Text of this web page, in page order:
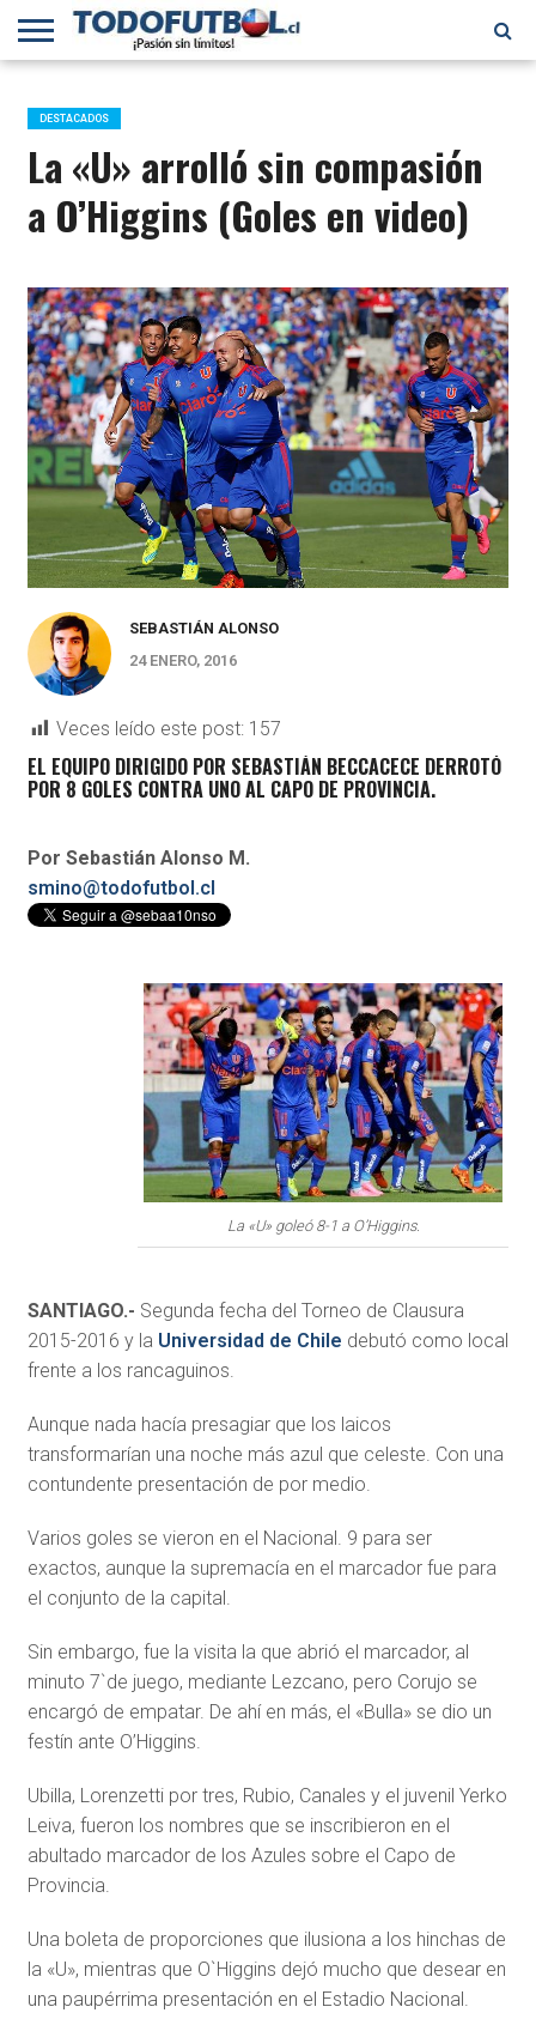
PRIMERA
B
SELECCIÓN
CHILENA
CHILENOS
EN EL
MUNDO
FÚTBOL
INTERNACIONAL
DESTACADOS
La «U» arrolló sin compasión
a O’Higgins (Goles en video)
SEBASTIÁN ALONSO
24 ENERO, 2016
Veces leído este post: 157
EL EQUIPO DIRIGIDO POR SEBASTIÁN BECCACECE DERROTÓ
POR 8 GOLES CONTRA UNO AL CAPO DE PROVINCIA.
Por Sebastián Alonso M.
smino@todofutbol.cl
La «U» goleó 8-1 a O’Higgins.
SANTIAGO.- Segunda fecha del Torneo de Clausura
2015-2016 y la Universidad de Chile debutó como local
frente a los rancaguinos.
Aunque nada hacía presagiar que los laicos
transformarían una noche más azul que celeste. Con una
contundente presentación de por medio.
Varios goles se vieron en el Nacional. 9 para ser
exactos, aunque la supremacía en el marcador fue para
el conjunto de la capital.
Sin embargo, fue la visita la que abrió el marcador, al
minuto 7`de juego, mediante Lezcano, pero Corujo se
encargó de empatar. De ahí en más, el «Bulla» se dio un
festín ante O’Higgins.
Ubilla, Lorenzetti por tres, Rubio, Canales y el juvenil Yerko
Leiva, fueron los nombres que se inscribieron en el
abultado marcador de los Azules sobre el Capo de
Provincia.
Una boleta de proporciones que ilusiona a los hinchas de
la «U», mientras que O`Higgins dejó mucho que desear en
una paupérrima presentación en el Estadio Nacional.